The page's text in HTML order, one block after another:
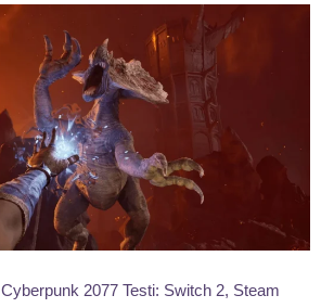
Cyberpunk 2077 Testi: Switch 2, Steam